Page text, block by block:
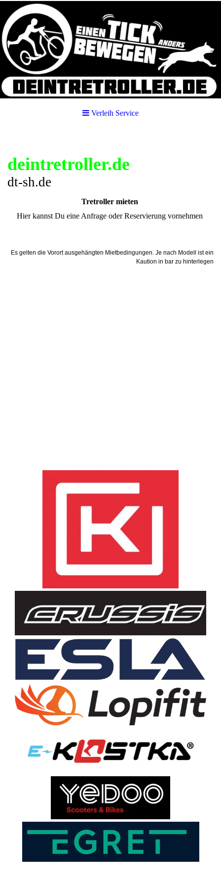
Verleih Service
deintretroller.de
dt-sh.de
Tretroller mieten
Hier kannst Du eine Anfrage oder Reservierung vornehmen
Es gelten die Vorort ausgehängten Mietbedingungen. Je nach Modell ist ein
Kaution in bar zu hinterlegen